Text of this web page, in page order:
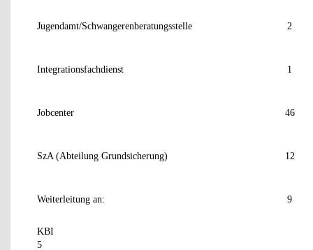
Jugendamt/Schwangerenberatungsstelle 2
Integrationsfachdienst 1
Jobcenter 46
SzA (Abteilung Grundsicherung) 12
Weiterleitung an:
KBI
5
9